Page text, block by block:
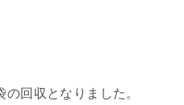
回収となりました。